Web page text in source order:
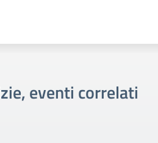
eventi correlati